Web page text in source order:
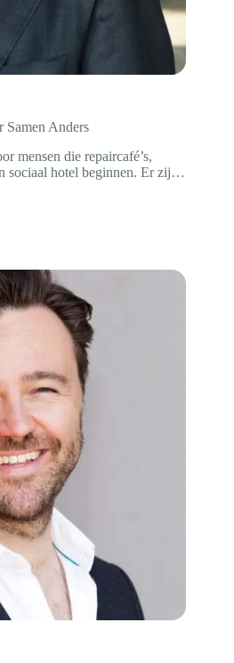
Samen Anders
mensen die repaircafé’s,
sociaal hotel beginnen. Er zijn
mensen met brilante
inspannen voor het realiseren
Respect. Dat concrete,